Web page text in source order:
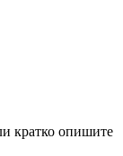
кратко опишите